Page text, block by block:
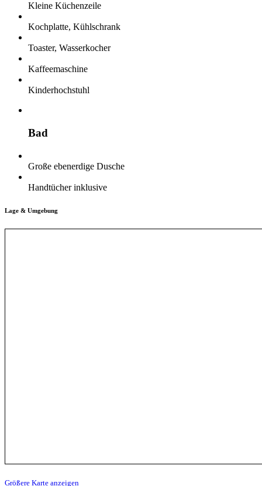
Kleine Küchenzeile
Kochplatte, Kühlschrank
Toaster, Wasserkocher
Kaffeemaschine
Kinderhochstuhl
Bad
Große ebenerdige Dusche
Handtücher inklusive
Lage & Umgebung
Größere Karte anzeigen